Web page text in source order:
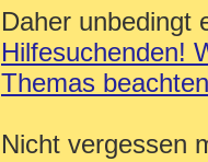
Daher unbedingt
Hilfesuchenden!
Themas
Nicht vergessen